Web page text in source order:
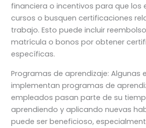
financiera o incentivos para que los
cursos o busquen certificaciones
trabajo. Esto puede incluir
matrícula o bonos por obtener
específicas.
Programas de aprendizaje: Algunas
implementan programas de
empleados pasan parte de su
aprendiendo y aplicando nuevas
puede ser beneficioso,